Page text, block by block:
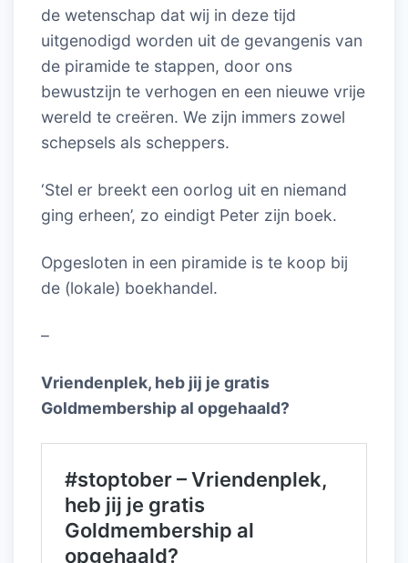
de wetenschap dat wij in deze tijd
uitgenodigd worden uit de gevangenis van
de piramide te stappen, door ons
bewustzijn te verhogen en een nieuwe vrije
wereld te creëren. We zijn immers zowel
schepsels als scheppers.
‘Stel er breekt een oorlog uit en niemand
ging erheen’, zo eindigt Peter zijn boek.
Opgesloten in een piramide is te koop bij
de (lokale) boekhandel.
–
Vriendenplek, heb jij je gratis
Goldmembership al opgehaald?